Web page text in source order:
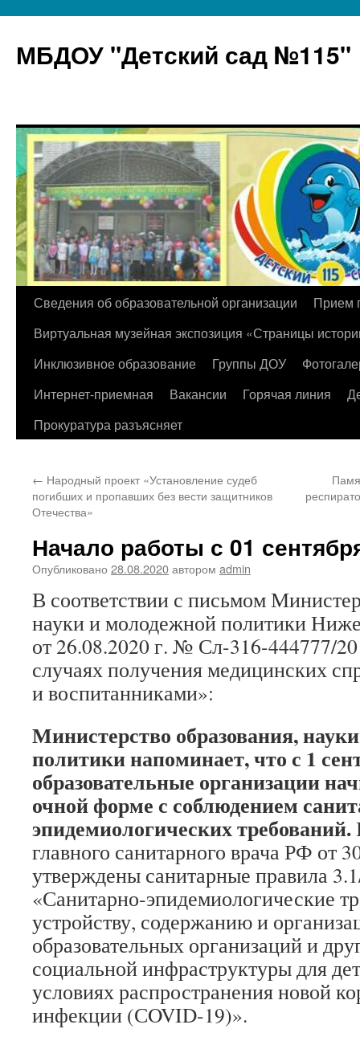
МБДОУ "Детский сад №115"
Перейти
содержимому
Сведения об образовательной организации
Прием
Виртуальная музейная экспозиция «Страницы
Инклюзивное образование
Группы ДОУ
Интернет-приемная
Вакансии Горячая линия
Прокуратура разъясняет
← Народный проект «Установление судеб
погибших и пропавших без вести защитников
Отечества»
Начало работы с 01
Опубликовано 28.08.2020автором admin
В соответствии с письмом
науки и молодежной политики
от 26.08.2020 г. № Сл-316-444777/
случаях получения медицинских
и воспитанниками»:
Министерство образования,
политики напоминает, что с 1
образовательные организации
очной форме с соблюдением
эпидемиологических требований.
главного санитарного врача РФ от
утверждены санитарные правила
«Санитарно-эпидемиологические
устройству, содержанию и
образовательных организаций и
социальной инфраструктуры для
условиях распространения новой
инфекции (СOVID-19)».